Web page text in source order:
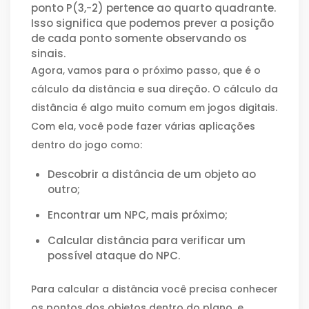
ponto P(3,-2) pertence ao quarto quadrante.
Isso significa que podemos prever a posição
de cada ponto somente observando os
sinais.
Agora, vamos para o próximo passo, que é o
cálculo da distância e sua direção. O cálculo da
distância é algo muito comum em jogos digitais.
Com ela, você pode fazer várias aplicações
dentro do jogo como:
Descobrir a distância de um objeto ao
outro;
Encontrar um NPC, mais próximo;
Calcular distância para verificar um
possível ataque do NPC.
Para calcular a distância você precisa conhecer